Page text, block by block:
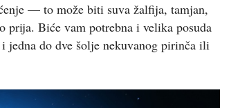
— to može biti suva žalfija, tamjan,
Biće vam potrebna i velika posuda
jedna do dve šolje nekuvanog pirinča ili